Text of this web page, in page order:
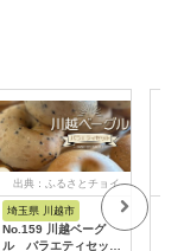
出典：ふるさとチョイ
埼玉県 川越市
No.159 川越ベーグ
ル バラエティセット